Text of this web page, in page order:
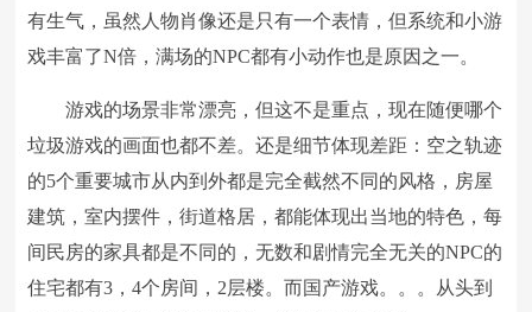
有生气，虽然人物肖像还是只有一个表情，但系统和小游
戏丰富了N倍，满场的NPC都有小动作也是原因之一。
游戏的场景非常漂亮，但这不是重点，现在随便哪个
垃圾游戏的画面也都不差。还是细节体现差距：空之轨迹
的5个重要城市从内到外都是完全截然不同的风格，房屋
建筑，室内摆件，街道格居，都能体现出当地的特色，每
间民房的家具都是不同的，无数和剧情完全无关的NPC的
住宅都有3，4个房间，2层楼。而国产游戏。。。从头到